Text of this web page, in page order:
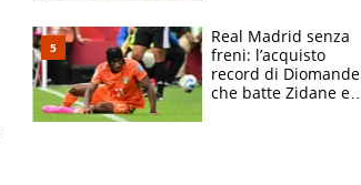
Real Madrid senza
freni: l’acquisto
record di Diomande
che batte Zidane e